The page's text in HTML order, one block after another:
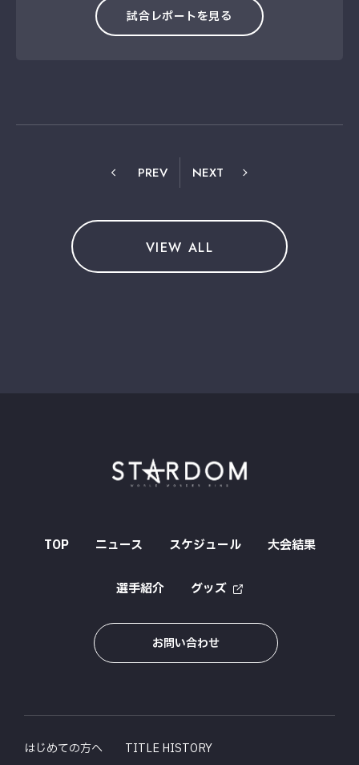
試合レポートを見る
PREV NEXT
VIEW ALL
TOP ニュース スケジュール 大会結果
選手紹介 グッズ
お問い合わせ
はじめての方へ TITLE HISTORY